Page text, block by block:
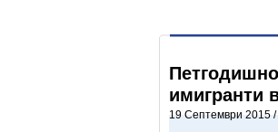
имигранти
19 Септември 2015